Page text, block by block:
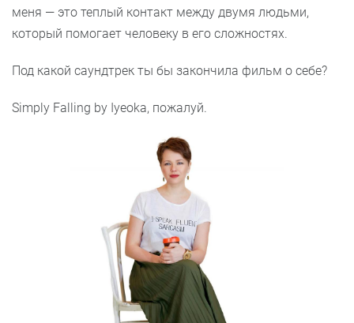
меня — это теплый контакт между двумя людьми,
который помогает человеку в его сложностях.
Под какой саундтрек ты бы закончила фильм о себе?
Simply Falling by Iyeoka, пожалуй.